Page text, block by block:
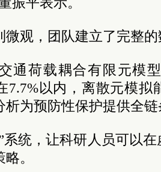
微观，团队建立了完整
荷载耦合有限元模
7.7%以内，离散元模拟
析为预防性保护提供全
系统，让科研人员可以
。